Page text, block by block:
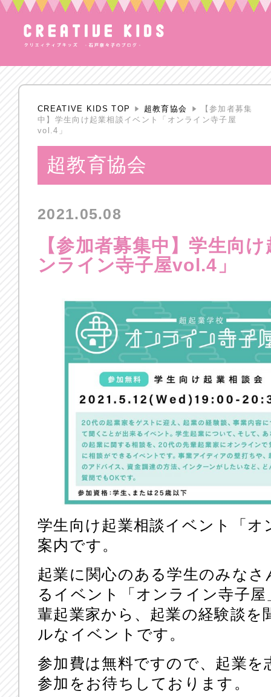
CREATIVE KIDS TOP 超教育協会
【参加者募集
中】学生向け起業相談イベント「オンライン寺子屋
vol.4」
超教育協会
2021.05.08
【参加者募集中】学生向
ンライン寺子屋vol.4」
学生向け起業相談イベント「
案内です。
起業に関心のある学生のみな
るイベント「オンライン寺子
輩起業家から、起業の経験談
ルなイベントです。
参加費は無料ですので、起業
参加をお待ちしております。